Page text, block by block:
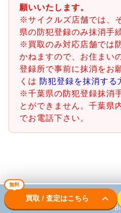
願いいたします。
※サイクルズ店舗では、
県の防犯登録のみ抹消手
※買取のみ対応店舗では
かねますので、お住まい
登録所で事前に抹消をお
くは 防犯登録を抹消する
※千葉県の防犯登録抹消
とができません。千葉県
でお電話下さい。
無料
買取 / 査定はこちら keyboard_arrow_down
ロードバイク